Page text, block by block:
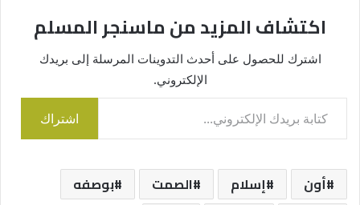
اكتشاف المزيد من ماسنجر المسلم
اشترك للحصول على أحدث التدوينات المرسلة إلى بريدك
الإلكتروني.
كتابة بريدك الإلكتروني...
اشتراك
أون إسلام الصمت
بوصفه